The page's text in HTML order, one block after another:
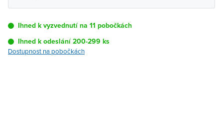
Ihned k vyzvednutí na 11 pobočkách
Ihned k odeslání 200-299 ks
Dostupnost na pobočkách